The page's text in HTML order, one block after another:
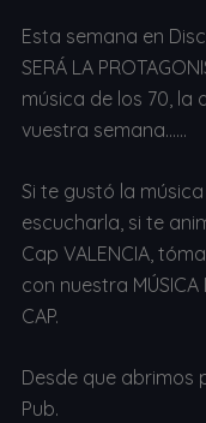
Esta semana en
SERÁ LA
música de los 70, la
vuestra semana……
Si te gustó la
escucharla, si te
Cap VALENCIA,
con nuestra MÚSICA
CAP.
Desde que abrimos
Pub.